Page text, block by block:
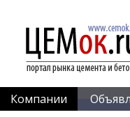
Компании